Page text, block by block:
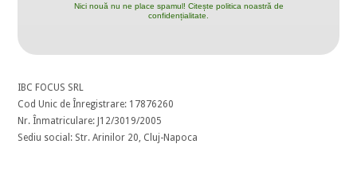
Nici nouă nu ne place spamul! Citește politica noastră de
confidențialitate.
IBC FOCUS SRL
Cod Unic de Înregistrare: 17876260
Nr. Înmatriculare: J12/3019/2005
Sediu social: Str. Arinilor 20, Cluj-Napoca